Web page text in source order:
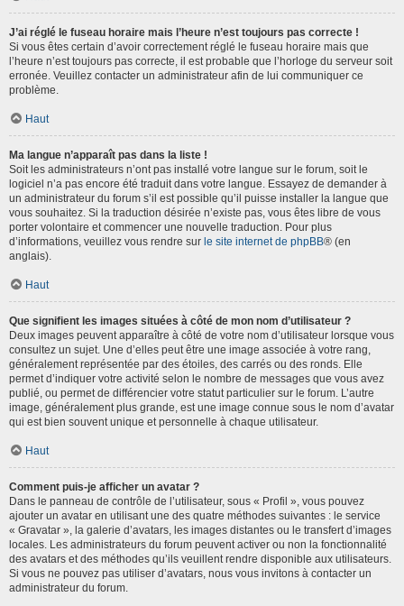
J’ai réglé le fuseau horaire mais l’heure n’est toujours pas correcte !
Si vous êtes certain d’avoir correctement réglé le fuseau horaire mais que
l’heure n’est toujours pas correcte, il est probable que l’horloge du serveur soit
erronée. Veuillez contacter un administrateur afin de lui communiquer ce
problème.
Haut
Ma langue n’apparaît pas dans la liste !
Soit les administrateurs n’ont pas installé votre langue sur le forum, soit le
logiciel n’a pas encore été traduit dans votre langue. Essayez de demander à
un administrateur du forum s’il est possible qu’il puisse installer la langue que
vous souhaitez. Si la traduction désirée n’existe pas, vous êtes libre de vous
porter volontaire et commencer une nouvelle traduction. Pour plus
d’informations, veuillez vous rendre sur le site internet de phpBB® (en
anglais).
Haut
Que signifient les images situées à côté de mon nom d’utilisateur ?
Deux images peuvent apparaître à côté de votre nom d’utilisateur lorsque vous
consultez un sujet. Une d’elles peut être une image associée à votre rang,
généralement représentée par des étoiles, des carrés ou des ronds. Elle
permet d’indiquer votre activité selon le nombre de messages que vous avez
publié, ou permet de différencier votre statut particulier sur le forum. L’autre
image, généralement plus grande, est une image connue sous le nom d’avatar
qui est bien souvent unique et personnelle à chaque utilisateur.
Haut
Comment puis-je afficher un avatar ?
Dans le panneau de contrôle de l’utilisateur, sous « Profil », vous pouvez
ajouter un avatar en utilisant une des quatre méthodes suivantes : le service
« Gravatar », la galerie d’avatars, les images distantes ou le transfert d’images
locales. Les administrateurs du forum peuvent activer ou non la fonctionnalité
des avatars et des méthodes qu’ils veuillent rendre disponible aux utilisateurs.
Si vous ne pouvez pas utiliser d’avatars, nous vous invitons à contacter un
administrateur du forum.